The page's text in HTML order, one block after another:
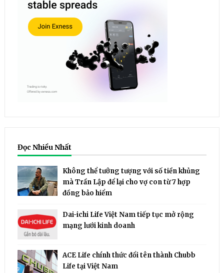
Đọc Nhiều Nhất
Không thể tưởng tượng với số tiền khủng
mà Trần Lập để lại cho vợ con từ 7 hợp
đồng bảo hiểm
Dai-ichi Life Việt Nam tiếp tục mở rộng
mạng lưới kinh doanh
ACE Life chính thức đổi tên thành Chubb
Life tại Việt Nam